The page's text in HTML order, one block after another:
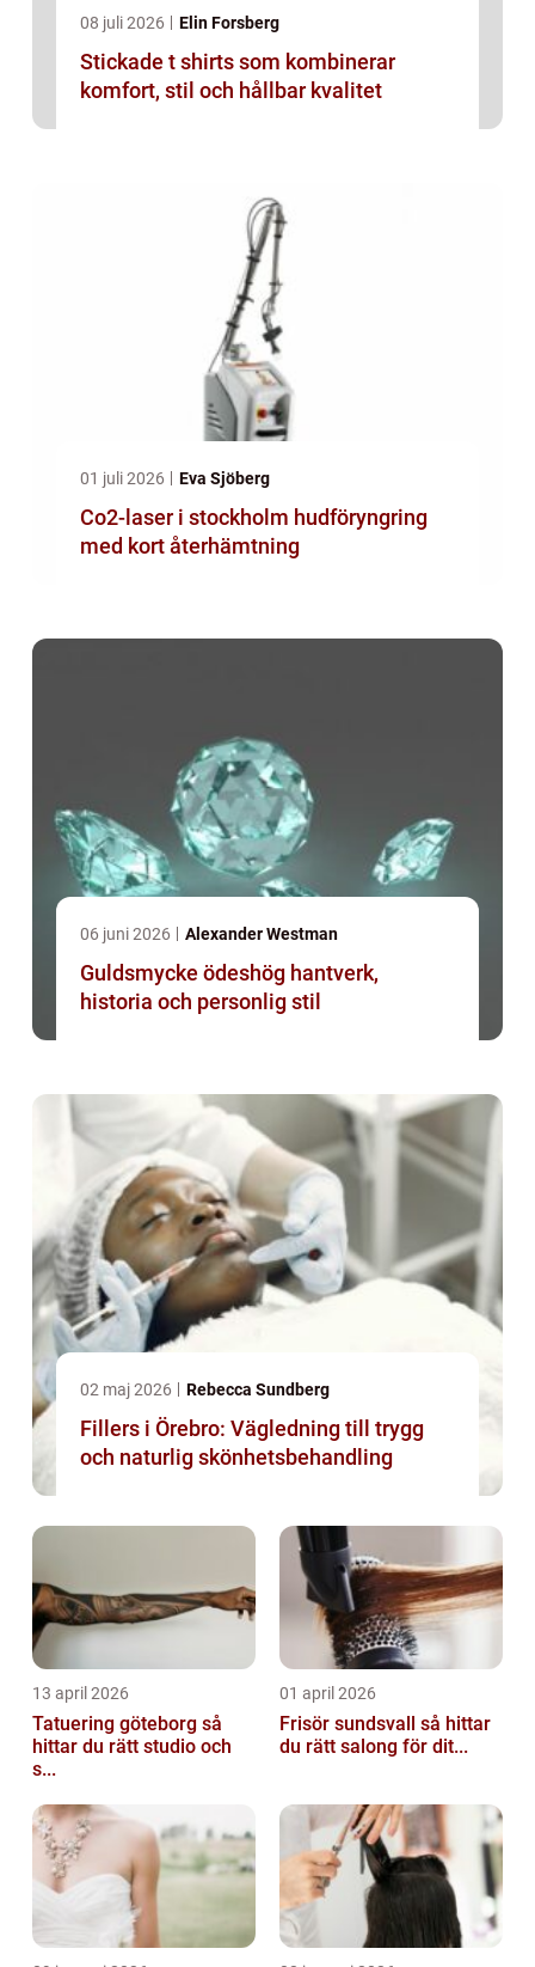
08 juli 2026 Elin Forsberg
Stickade t shirts som kombinerar
komfort, stil och hållbar kvalitet
01 juli 2026 Eva Sjöberg
Co2-laser i stockholm hudföryngring
med kort återhämtning
06 juni 2026 Alexander Westman
Guldsmycke ödeshög hantverk,
historia och personlig stil
02 maj 2026 Rebecca Sundberg
Fillers i Örebro: Vägledning till trygg
och naturlig skönhetsbehandling
13 april 2026
Tatuering göteborg så
hittar du rätt studio och
s...
01 april 2026
Frisör sundsvall så hittar
du rätt salong för dit...